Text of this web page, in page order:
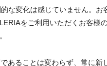
な変化は感じていません。お
をご利用いただくお客様
あることは変わらず、常に新